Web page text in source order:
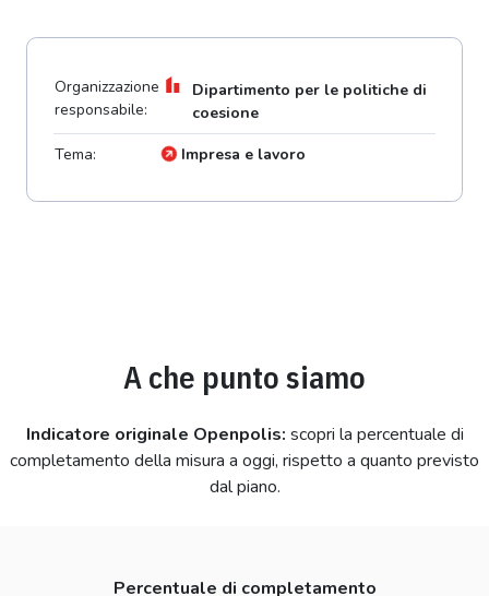
Organizzazione
responsabile:
Dipartimento per le politiche di
coesione
Tema:
Impresa e lavoro
A che punto siamo
Indicatore originale Openpolis: scopri la percentuale di
completamento della misura a oggi, rispetto a quanto previsto
dal piano.
Percentuale di completamento